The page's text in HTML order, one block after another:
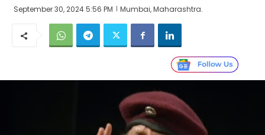
September 30, 2024 5:56 PM
Mumbai, Maharashtra.